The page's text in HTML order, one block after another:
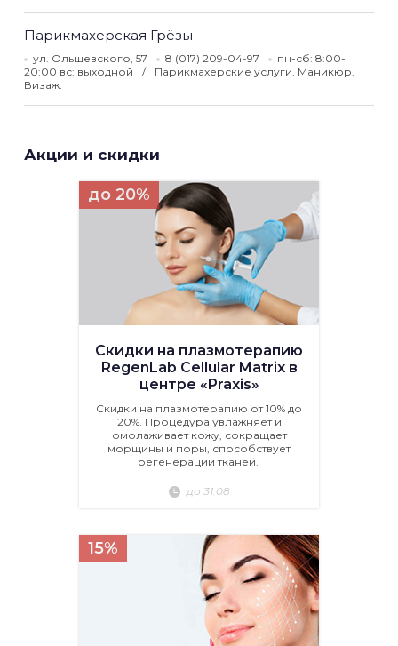
Парикмахерская Грёзы
ул. Ольшевского, 57 8 (017) 209-04-97
пн-сб: 8:00-
20:00 вс: выходной
Парикмахерские услуги. Маникюр.
Визаж.
Акции и скидки
до 20%
Скидки на плазмотерапию
RegenLab Cellular Matrix в
центре «Praxis»
Скидки на плазмотерапию от 10% до
20%. Процедура увлажняет и
омолаживает кожу, сокращает
морщины и поры, способствует
регенерации тканей.
до 31.08
15%